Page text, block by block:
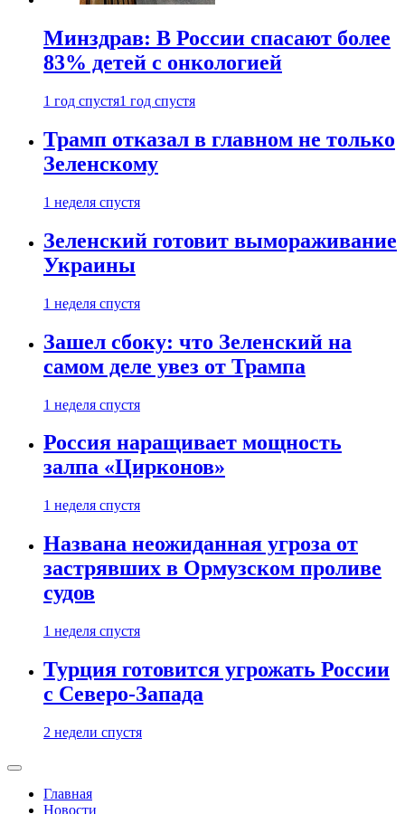
Минздрав: В России спасают более
83% детей с онкологией
1 год спустя1 год спустя
Трамп отказал в главном не только
Зеленскому
1 неделя спустя
Зеленский готовит вымораживание
Украины
1 неделя спустя
Зашел сбоку: что Зеленский на
самом деле увез от Трампа
1 неделя спустя
Россия наращивает мощность
залпа «Цирконов»
1 неделя спустя
Названа неожиданная угроза от
застрявших в Ормузском проливе
судов
1 неделя спустя
Турция готовится угрожать России
с Северо-Запада
2 недели спустя
Главная
Новости